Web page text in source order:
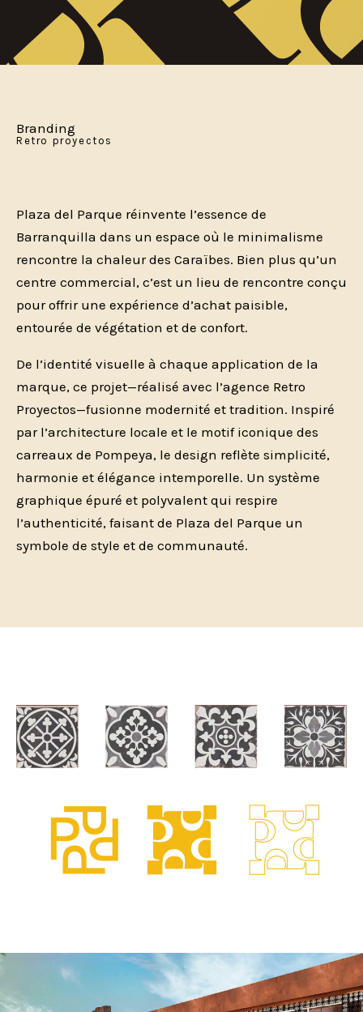
Branding
Retro proyectos
Plaza del Parque réinvente l’essence de
Barranquilla dans un espace où le minimalisme
rencontre la chaleur des Caraïbes. Bien plus qu’un
centre commercial, c’est un lieu de rencontre conçu
pour offrir une expérience d’achat paisible,
entourée de végétation et de confort.
De l’identité visuelle à chaque application de la
marque, ce projet—réalisé avec l’agence Retro
Proyectos—fusionne modernité et tradition. Inspiré
par l’architecture locale et le motif iconique des
carreaux de Pompeya, le design reflète simplicité,
harmonie et élégance intemporelle. Un système
graphique épuré et polyvalent qui respire
l’authenticité, faisant de Plaza del Parque un
symbole de style et de communauté.